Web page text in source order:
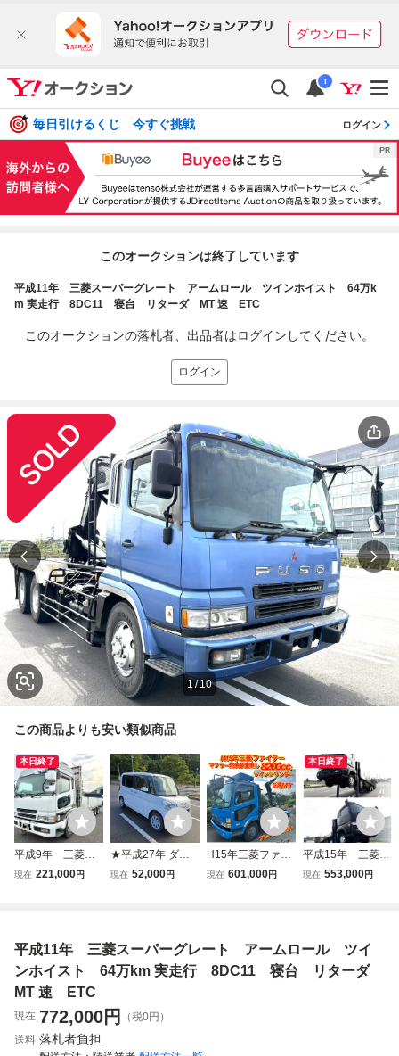
i
毎日引けるくじ 今すぐ挑戦 ログイン
このオークションは終了しています
平成11年 三菱スーパーグレート アームロール ツインホイスト 64万k
m 実走行 8DC11 寝台 リターダ MT 速 ETC
このオークションの落札者、出品者はログインしてください。
ログイン
1 /10
この商品よりも安い類似商品
本日終了
平成9年 三菱 S
グレート ヒップ
MT 7速 低床 売
り切り
現在 221,000円
★平成27年 ダイ
ハツ タント グレ
ー ☆売切☆徳島県
★
現在 52,000円
H15年三菱ファイ
ター！動作確認済
無し！MT6速!820
0CC!マフラー燃焼
現在 601,000円
本日終了
平成15年 三菱 S
グレート ハイジ
適合 MT7速 あ
ゆみ
現在 553,000円
平成11年 三菱スーパーグレート アームロール ツイ
ンホイスト 64万km 実走行 8DC11 寝台 リターダ
MT 速 ETC
現在 772,000円
（税0円）
送料 落札者負担